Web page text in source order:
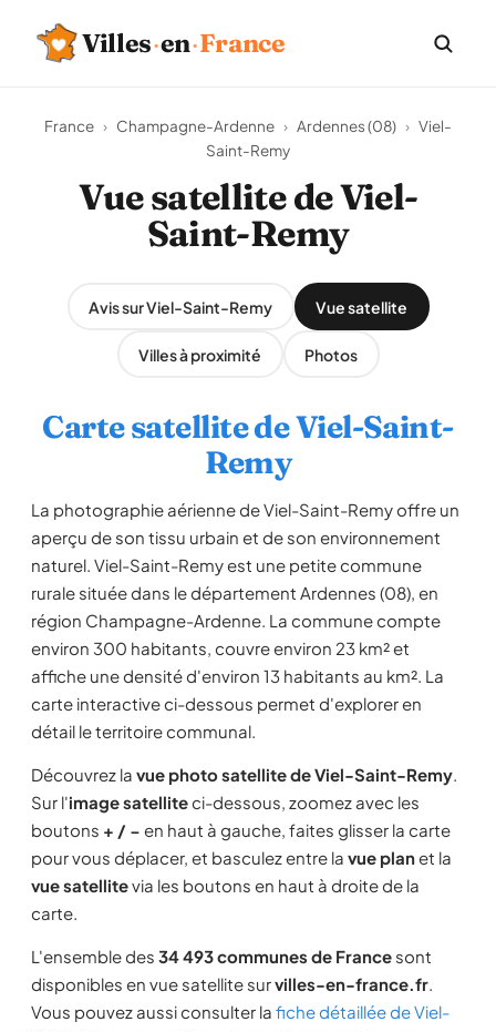
Villes·en·France
France › Champagne-Ardenne › Ardennes (08) › Viel-
Saint-Remy
Vue satellite de Viel-
Saint-Remy
Avis sur Viel-Saint-Remy Vue satellite
Villes à proximité Photos
Carte satellite de Viel-Saint-
Remy
La photographie aérienne de Viel-Saint-Remy offre un
aperçu de son tissu urbain et de son environnement
naturel. Viel-Saint-Remy est une petite commune
rurale située dans le département Ardennes (08), en
région Champagne-Ardenne. La commune compte
environ 300 habitants, couvre environ 23 km² et
affiche une densité d'environ 13 habitants au km². La
carte interactive ci-dessous permet d'explorer en
détail le territoire communal.
Découvrez la vue photo satellite de Viel-Saint-Remy.
Sur l'image satelliteci-dessous, zoomez avec les
boutons + / − en haut à gauche, faites glisser la carte
pour vous déplacer, et basculez entre la vue planet la
vue satellitevia les boutons en haut à droite de la
carte.
L'ensemble des 34 493 communes de France sont
disponibles en vue satellite survilles-en-france.fr.
Vous pouvez aussi consulter la fiche détaillée de Viel-